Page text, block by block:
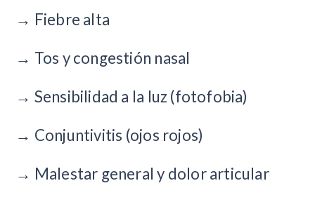
→ Fiebre alta
→ Tos y congestión nasal
→ Sensibilidad a la luz (fotofobia)
→ Conjuntivitis (ojos rojos)
→ Malestar general y dolor articular